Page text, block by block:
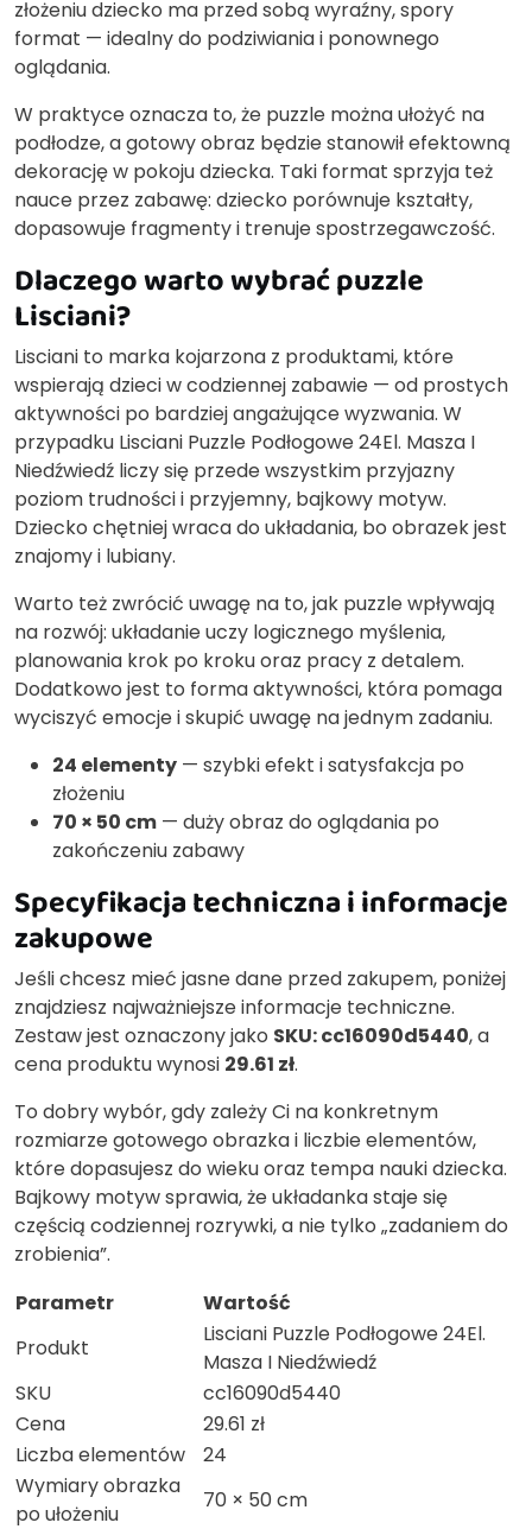
złożeniu dziecko ma przed sobą wyraźny, spory
format — idealny do podziwiania i ponownego
oglądania.
W praktyce oznacza to, że puzzle można ułożyć na
podłodze, a gotowy obraz będzie stanowił efektowną
dekorację w pokoju dziecka. Taki format sprzyja też
nauce przez zabawę: dziecko porównuje kształty,
dopasowuje fragmenty i trenuje spostrzegawczość.
Dlaczego warto wybrać puzzle
Lisciani?
Lisciani to marka kojarzona z produktami, które
wspierają dzieci w codziennej zabawie — od prostych
aktywności po bardziej angażujące wyzwania. W
przypadku Lisciani Puzzle Podłogowe 24El. Masza I
Niedźwiedź liczy się przede wszystkim przyjazny
poziom trudności i przyjemny, bajkowy motyw.
Dziecko chętniej wraca do układania, bo obrazek jest
znajomy i lubiany.
Warto też zwrócić uwagę na to, jak puzzle wpływają
na rozwój: układanie uczy logicznego myślenia,
planowania krok po kroku oraz pracy z detalem.
Dodatkowo jest to forma aktywności, która pomaga
wyciszyć emocje i skupić uwagę na jednym zadaniu.
24 elementy — szybki efekt i satysfakcja po
złożeniu
70 × 50 cm — duży obraz do oglądania po
zakończeniu zabawy
Specyfikacja techniczna i informacje
zakupowe
Jeśli chcesz mieć jasne dane przed zakupem, poniżej
znajdziesz najważniejsze informacje techniczne.
Zestaw jest oznaczony jako SKU: cc16090d5440, a
cena produktu wynosi 29.61 zł.
To dobry wybór, gdy zależy Ci na konkretnym
rozmiarze gotowego obrazka i liczbie elementów,
które dopasujesz do wieku oraz tempa nauki dziecka.
Bajkowy motyw sprawia, że układanka staje się
częścią codziennej rozrywki, a nie tylko „zadaniem do
zrobienia”.
Parametr
Wartość
Produkt
Lisciani Puzzle Podłogowe 24El.
Masza I Niedźwiedź
SKU
cc16090d5440
Cena
29.61 zł
Liczba elementów
24
Wymiary obrazka
po ułożeniu
70 × 50 cm